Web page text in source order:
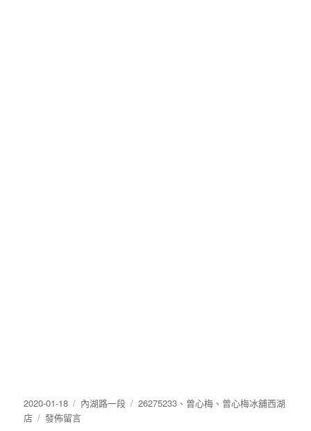
發
佈
2020-01-18
分
類
內湖路一段
標
26275233 、 曾心梅 、 曾心梅冰舖西湖
店
在
發佈留言